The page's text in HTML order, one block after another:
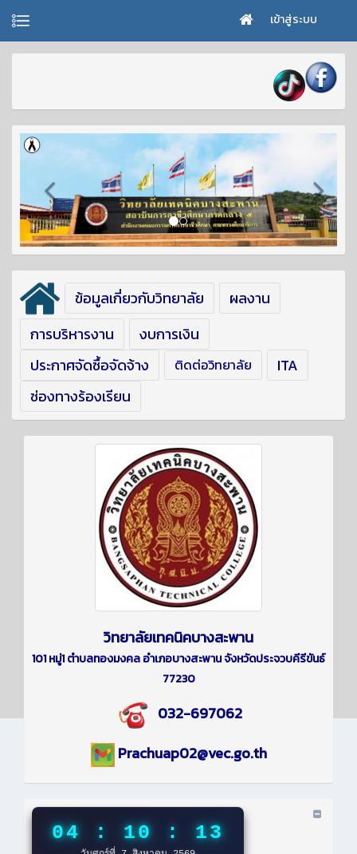
เข้าสู่ระบบ
ข้อมูลเกี่ยวกับวิทยาลัย
ผลงาน
การบริหารงาน
งบการเงิน
ประกาศจัดซื้อจัดจ้าง
ติดต่อวิทยาลัย
ITA
ช่องทางร้องเรียน
วิทยาลัยเทคนิคบางสะพาน
101 หมู่1 ตำบลทองมงคล อำเภอบางสะพาน จังหวัดประจวบคีรีขันธ์
77230
032-697062
Prachuap02@vec.go.th
04 : 10 : 14